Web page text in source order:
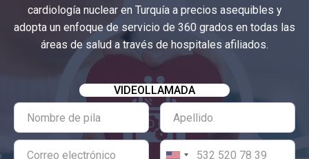
cardiología nuclear en Turquía a precios asequibles y
adopta un enfoque de servicio de 360 grados en todas las
áreas de salud a través de hospitales afiliados.
VIDEOLLAMADA